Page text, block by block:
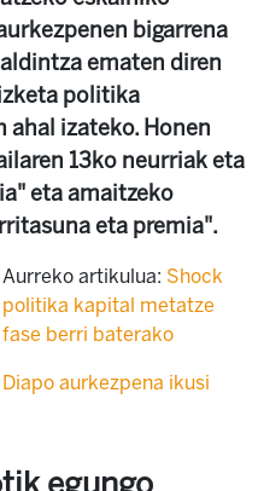
bigarrena
ematen diren
politika
ahal izateko. Honen
13ko neurriak eta
eta amaitzeko
eta premia".
Aurreko artikulua: Shock
politika kapital metatze
fase berri baterako
Diapo aurkezpena ikusi